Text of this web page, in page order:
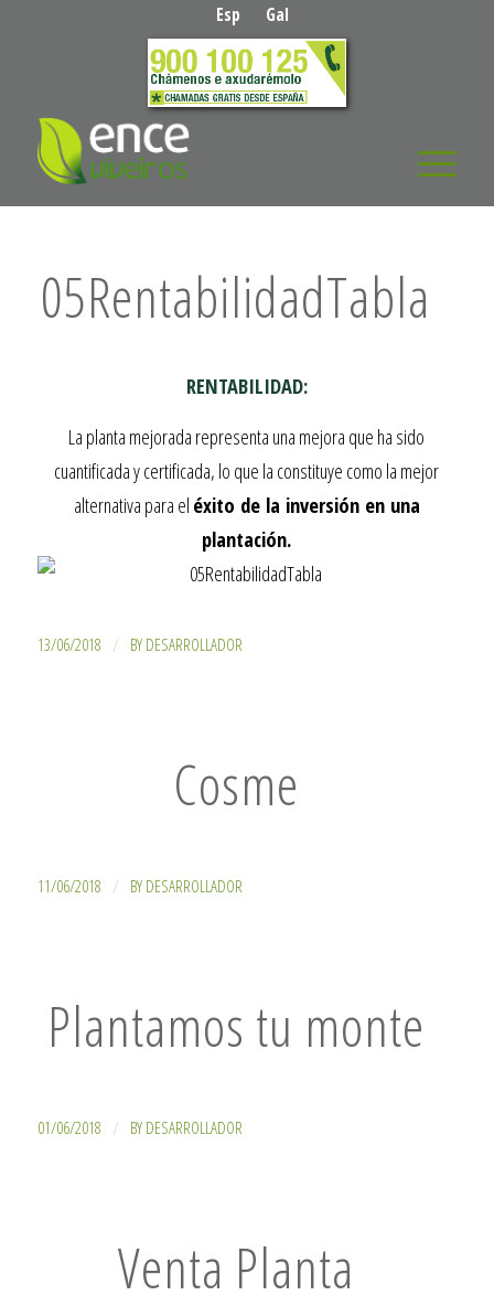
Esp Gal
05RentabilidadTabla
RENTABILIDAD:
La planta mejorada representa una mejora que ha sido
cuantificada y certificada, lo que la constituye como la mejor
alternativa para el éxito de la inversión en una
plantación.
13/06/2018 / BY DESARROLLADOR
Cosme
11/06/2018 / BY DESARROLLADOR
Plantamos tu monte
01/06/2018 / BY DESARROLLADOR
Venta Planta